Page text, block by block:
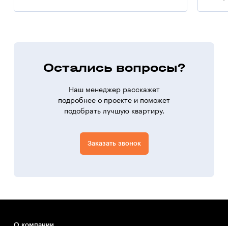
Остались вопросы?
Наш менеджер расскажет
подробнее о проекте и поможет
подобрать лучшую квартиру.
Заказать звонок
О компании